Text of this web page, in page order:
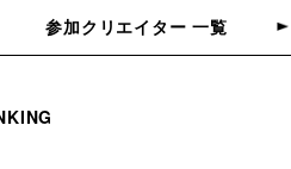
参加クリエイター 一覧